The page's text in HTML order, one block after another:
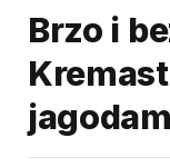
Brzo i